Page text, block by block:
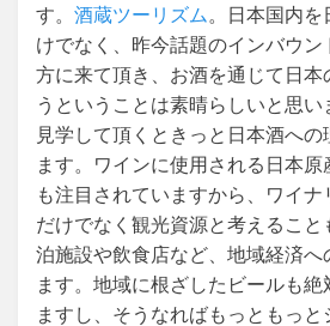
す。 酒蔵ツーリズム 。日本国内を
けでなく、昨今話題のインバウ
方に来て頂き、お酒を通じて日本
うということは素晴らしいと思
見学して頂くときっと日本酒へ
ます。ワインに使用される日本原
も注目されていますから、ワイナ
だけでなく観光資源と考えること
泊施設や飲食店など、地域経済へ
ます。地域に根ざしたビールも絶
ますし、そうなればもっともっと